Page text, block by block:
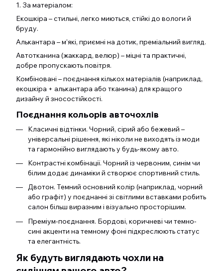
1. За матеріалом:
Екошкіра – стильні, легко миються, стійкі до вологи й
бруду.
Алькантара – м’які, приємні на дотик, преміальний вигляд.
Автотканина (жаккард, велюр) – міцні та практичні,
добре пропускають повітря.
Комбіновані – поєднання кількох матеріалів (наприклад,
екошкіра + алькантара або тканина) для кращого
дизайну й зносостійкості.
Поєднання кольорів авточохлів
Класичні відтінки. Чорний, сірий або бежевий –
універсальні рішення, які ніколи не виходять із моди
та гармонійно виглядають у будь-якому авто.
Контрастні комбінації. Чорний із червоним, синім чи
білим додає динаміки й створює спортивний стиль.
Двотон. Темний основний колір (наприклад, чорний
або графіт) у поєднанні зі світлими вставками робить
салон більш виразним і візуально просторішим.
Преміум-поєднання. Бордові, коричневі чи темно-
сині акценти на темному фоні підкреслюють статус
та елегантність.
Як будуть виглядають чохли на